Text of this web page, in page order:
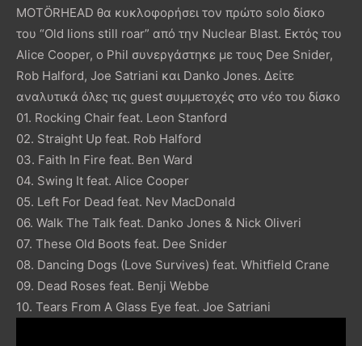
MOTÖRHEAD θα κυκλοφορήσει τον πρώτο solo δίσκο
του “Old lions still roar” από την Nuclear Blast. Εκτός του
Alice Cooper, ο Phil συνεργάστηκε με τους Dee Snider,
Rob Halford, Joe Satriani και Danko Jones. Δείτε
αναλυτικά όλες τις guest συμμετοχές στο νέο του δίσκο
01. Rocking Chair feat. Leon Stanford
02. Straight Up feat. Rob Halford
03. Faith In Fire feat. Ben Ward
04. Swing It feat. Alice Cooper
05. Left For Dead feat. Nev MacDonald
06. Walk The Talk feat. Danko Jones & Nick Oliveri
07. These Old Boots feat. Dee Snider
08. Dancing Dogs (Love Survives) feat. Whitfield Crane
09. Dead Roses feat. Benji Webbe
10. Tears From A Glass Eye feat. Joe Satriani